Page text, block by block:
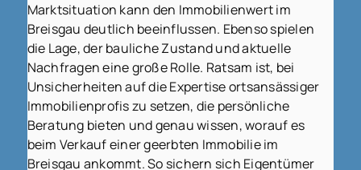
Marktsituation kann den Immobilienwert im
Breisgau deutlich beeinflussen. Ebenso spielen
die Lage, der bauliche Zustand und aktuelle
Nachfragen eine große Rolle. Ratsam ist, bei
Unsicherheiten auf die Expertise ortsansässiger
Immobilienprofis zu setzen, die persönliche
Beratung bieten und genau wissen, worauf es
beim Verkauf einer geerbten Immobilie im
Breisgau ankommt. So sichern sich Eigentümer